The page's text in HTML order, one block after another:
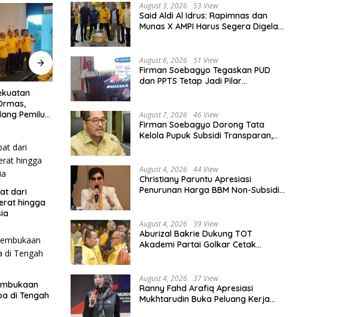
Pemilu
Fahd Arafiq Ungkap Ormas Partai
Golkar Pernah Diaudit: Ada yang
Sudah “Parah”
dari
hingga
di Tengah
August 3, 2026 53 View
Said Aldi Al Idrus: Rapimnas dan
Munas X AMPI Harus Segera Digelar
August 6, 2026 51 View
Firman Soebagyo Tegaskan PUD
dan PPTS Tetap Jadi Pilar
August 7, 2026 46 View
Firman Soebagyo Dorong Tata
Kelola Pupuk Subsidi Transparan,
August 4, 2026 44 View
Christiany Paruntu Apresiasi
Penurunan Harga BBM Non-Subsidi,
August 4, 2026 39 View
Aburizal Bakrie Dukung TOT
Akademi Partai Golkar Cetak
August 4, 2026 37 View
Ranny Fahd Arafiq Apresiasi
Mukhtarudin Buka Peluang Kerja